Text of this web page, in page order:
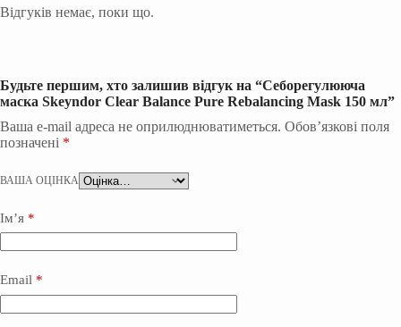
Відгуків немає, поки що.
Будьте першим, хто залишив відгук на “Cеборегулююча
маска Skeyndor Clear Balance Pure Rebalancing Mask 150 мл”
Ваша e-mail адреса не оприлюднюватиметься. Обов’язкові поля
позначені *
ВАША ОЦІНКА
Ім’я *
Email *